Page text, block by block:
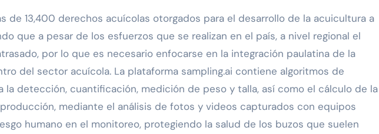
de 13,400 derechos acuícolas otorgados para el desarrollo de la acuicultura a
que a pesar de los esfuerzos que se realizan en el país, a nivel regional el
por lo que es necesario enfocarse en la integración paulatina de la
del sector acuícola. La plataforma sampling.ai contiene algoritmos de
la detección, cuantificación, medición de peso y talla, así como el cálculo de la
mediante el análisis de fotos y videos capturados con equipos
humano en el monitoreo, protegiendo la salud de los buzos que suelen